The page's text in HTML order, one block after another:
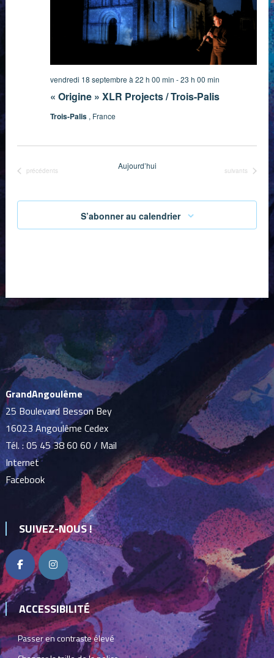
« Origine » XLR Projects / Trois-Palis
vendredi 18 septembre à 22 h 00 min -23 h 00 min
Trois-Palis , France
Évènements
précédents Aujourd’hui Évènements
suivants
S’abonner au calendrier
GrandAngoulême
25 Boulevard Besson Bey
16023 Angoulême Cedex
Tél. :05 45 38 60 60 / Mail
Internet
Facebook
SUIVEZ-NOUS !
ACCESSIBILITÉ
Passer en contraste élevé